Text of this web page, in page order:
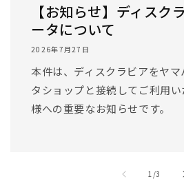
【お知らせ】ディスク
ータについて
2026年7月27日
本件は、ディスクラビアをヤ
タショップと接続してご利用
様への重要なお知らせです。
1 //3